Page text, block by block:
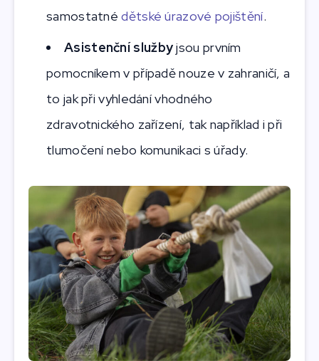
samostatnédětské úrazové pojištění.
Asistenční službyjsou prvním
pomocníkem v případě nouze v zahraničí, a
to jak při vyhledání vhodného
zdravotnického zařízení, tak například i při
tlumočení nebo komunikaci s úřady.